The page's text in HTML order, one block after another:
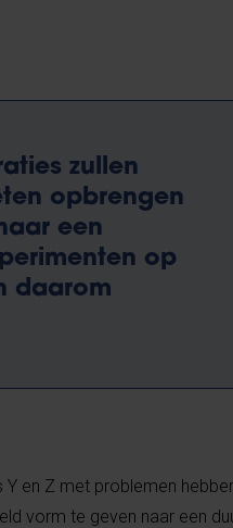
zullen
opbrengen
een
op
daarom
en Z met problemen
vorm te geven naar een